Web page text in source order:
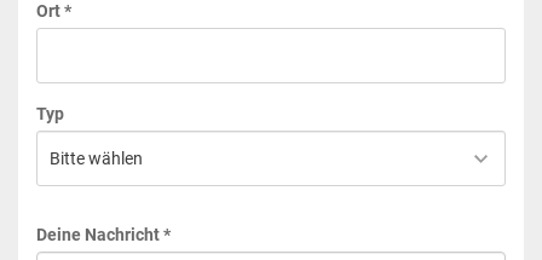
Ort *
Typ
Deine Nachricht *